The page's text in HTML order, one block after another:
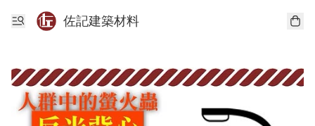
佐記建築材料